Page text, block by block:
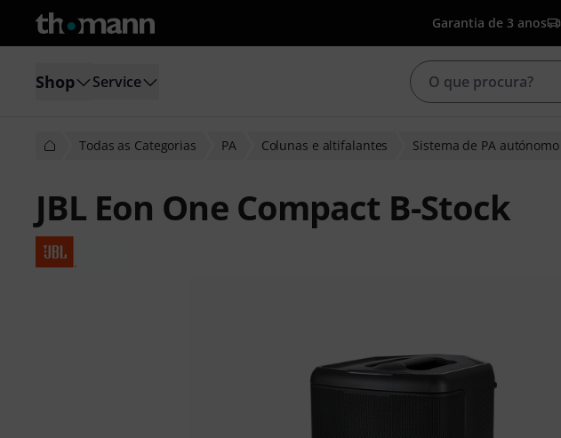
Garantia de 3 anos
Shop Service
Todas as Categorias PA Colunas e altifalantes Sistema de PA autónomo
JBL Eon One Compact B-Stock